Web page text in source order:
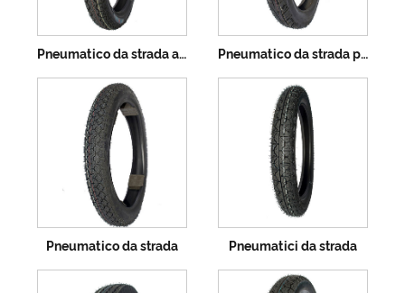
Pneumatico da strada ad alto contenuto di gomma Pneumatico da strada per pneumatici da moto di alta qualità
Pneumatico da strada Pneumatici da strada